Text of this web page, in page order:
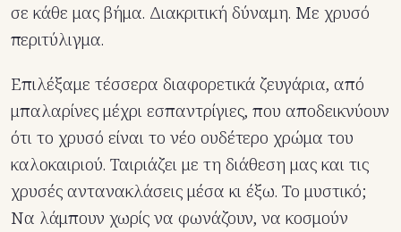
σε κάθε μας βήμα. Διακριτική δύναμη. Με χρυσό
περιτύλιγμα.
Επιλέξαμε τέσσερα διαφορετικά ζευγάρια, από
μπαλαρίνες μέχρι εσπαντρίγιες, που αποδεικνύουν
ότι το χρυσό είναι το νέο ουδέτερο χρώμα του
καλοκαιριού. Ταιριάζει με τη διάθεση μας και τις
χρυσές αντανακλάσεις μέσα κι έξω. Το μυστικό;
Να λάμπουν χωρίς να φωνάζουν, να κοσμούν